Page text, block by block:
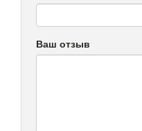
Ваш отзыв